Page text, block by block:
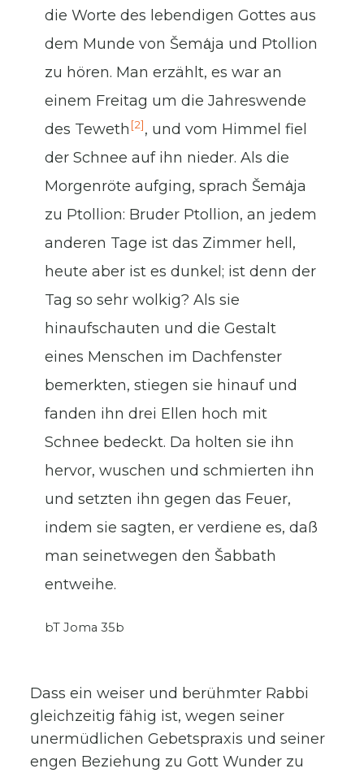
die Worte des lebendigen Gottes aus
dem Munde von Šema͑ja und Ptollion
zu hören. Man erzählt, es war an
einem Freitag um die Jahreswende
des Teweth [2], und vom Himmel fiel
der Schnee auf ihn nieder. Als die
Morgenröte aufging, sprach Šema͑ja
zu Ptollion: Bruder Ptollion, an jedem
anderen Tage ist das Zimmer hell,
heute aber ist es dunkel; ist denn der
Tag so sehr wolkig? Als sie
hinaufschauten und die Gestalt
eines Menschen im Dachfenster
bemerkten, stiegen sie hinauf und
fanden ihn drei Ellen hoch mit
Schnee bedeckt. Da holten sie ihn
hervor, wuschen und schmierten ihn
und setzten ihn gegen das Feuer,
indem sie sagten, er verdiene es, daß
man seinetwegen den Šabbath
entweihe.
bT Joma 35b
Dass ein weiser und berühmter Rabbi
gleichzeitig fähig ist, wegen seiner
unermüdlichen Gebetspraxis und seiner
engen Beziehung zu Gott Wunder zu